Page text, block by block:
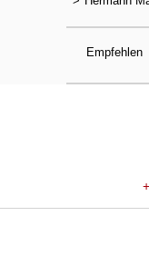
Empfehlen
+